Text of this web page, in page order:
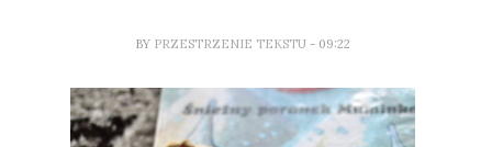
BY PRZESTRZENIE TEKSTU - 09:22